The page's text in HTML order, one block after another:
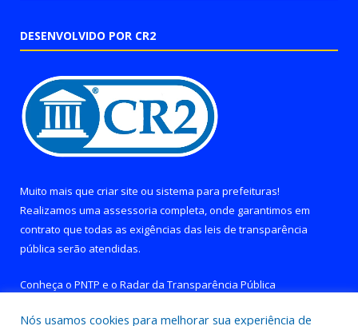
DESENVOLVIDO POR CR2
Muito mais que criar site ou sistema para prefeituras!
Realizamos uma assessoria completa, onde garantimos em
contrato que todas as exigências das leis de transparência
pública serão atendidas.
Conheça o PNTP e o Radar da Transparência Pública
Nós usamos cookies para melhorar sua experiência de